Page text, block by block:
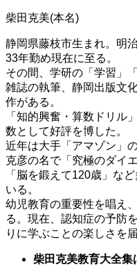
柴田克美(本名)
静岡県藤枝市生まれ。明
33年勤め現在に至る。
その間、学研の「学習」
雑誌の執筆、静岡出版文
作がある。
「知的興奮・算数ドリル
数として好評を博した。
近年は大手「アマゾン」
克彦の名で「究極のダイ
「脳を鍛えて120歳」な
いる。
幼児教育の重要性を唱え
る。現在、認知症の予防
りに学ぶことの楽しさを
柴田克美教育大全集